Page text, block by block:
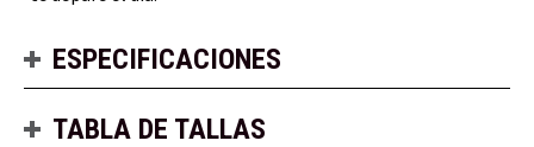
ESPECIFICACIONES
TABLA DE TALLAS